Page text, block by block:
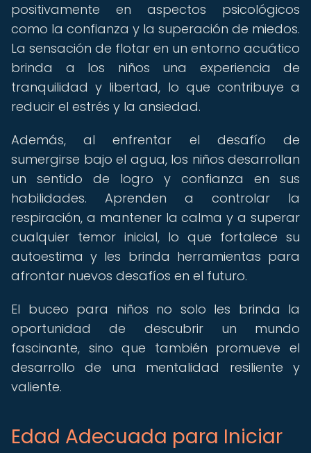
positivamente en aspectos psicológicos
como la confianza y la superación de miedos.
La sensación de flotar en un entorno acuático
brinda a los niños una experiencia de
tranquilidad y libertad, lo que contribuye a
reducir el estrés y la ansiedad.
Además, al enfrentar el desafío de
sumergirse bajo el agua, los niños desarrollan
un sentido de logro y confianza en sus
habilidades. Aprenden a controlar la
respiración, a mantener la calma y a superar
cualquier temor inicial, lo que fortalece su
autoestima y les brinda herramientas para
afrontar nuevos desafíos en el futuro.
El buceo para niños no solo les brinda la
oportunidad de descubrir un mundo
fascinante, sino que también promueve el
desarrollo de una mentalidad resiliente y
valiente.
Edad Adecuada para Iniciar